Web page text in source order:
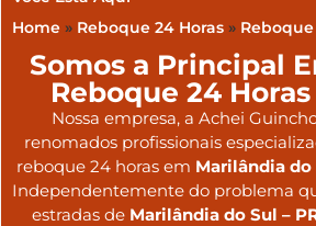
Home » Reboque 24 Horas »
Somos a Principal
Reboque 24
Nossa empresa, a Achei
renomados profissionais
reboque 24 horas em Marilândia do
Independentemente do problema
estradas de Marilândia do Sul –